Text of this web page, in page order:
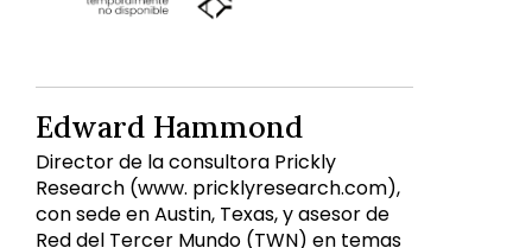
Edward Hammond
Director de la consultora Prickly
Research (www. pricklyresearch.com),
con sede en Austin, Texas, y asesor de
Red del Tercer Mundo (TWN) en temas